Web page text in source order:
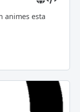
animes esta